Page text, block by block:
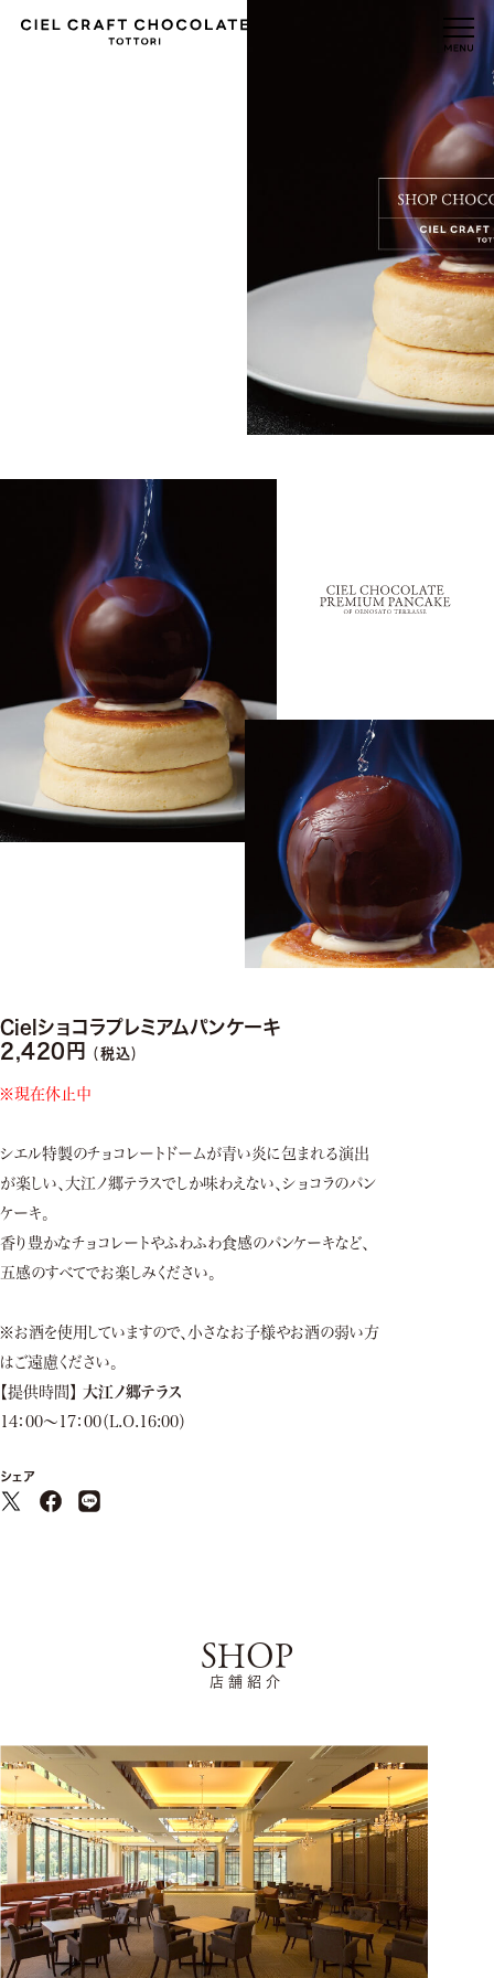
Cielショコラプレミアムパンケーキ
2,420 税込
※現在休止中
シエル特製のチョコレートドームが青い炎に包まれる演出
が楽しい、大江ノ郷テラスでしか味わえない、ショコラのパン
ケーキ。
香り豊かなチョコレートやふわふわ食感のパンケーキなど、
五感のすべてでお楽しみください。
※お酒を使用していますので、小さなお子様やお酒の弱い方
はご遠慮ください。
【提供時間】 大江ノ郷テラス
14：00～17：00（L.O.16:00）
シェア
SHOP
店舗紹介